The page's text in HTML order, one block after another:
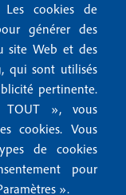
cookies de
générer des
site Web et des
qui sont utilisés
pertinente.
TOUT », vous
cookies. Vous
de cookies
pour
».